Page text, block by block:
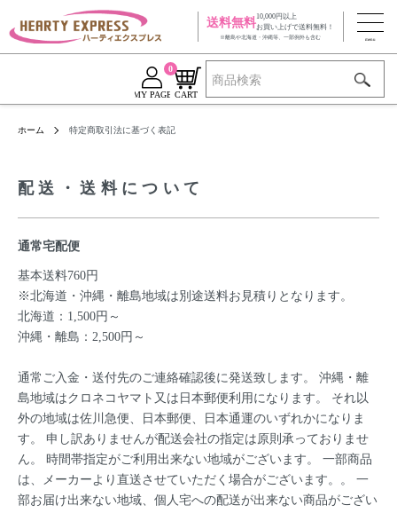
送料無料10,000円以上
お買い上げで送料無料！
※離島や北海道・沖縄等、一部例外も含む
MY PAGE CART
0
ホーム 特定商取引法に基づく表記
配送・送料について
通常宅配便
基本送料760円
※北海道・沖縄・離島地域は別途送料お見積りとなります。
北海道：1,500円～
沖縄・離島：2,500円～
通常ご入金・送付先のご連絡確認後に発送致します。 沖縄・離
島地域はクロネコヤマト又は日本郵便利用になります。 それ以
外の地域は佐川急便、日本郵便、日本通運のいずれかになりま
す。 申し訳ありませんが配送会社の指定は原則承っておりませ
ん。 時間帯指定がご利用出来ない地域がございます。 一部商品
は、メーカーより直送させていただく場合がございます。。 一
部お届け出来ない地域、個人宅への配送が出来ない商品がござい